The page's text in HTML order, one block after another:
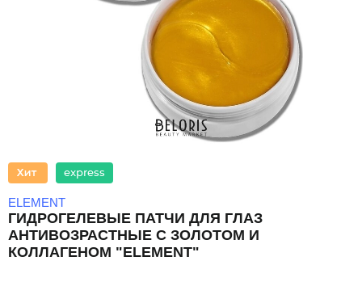
express
ELEMENT
ГИДРОГЕЛЕВЫЕ ПАТЧИ ДЛЯ ГЛАЗ
АНТИВОЗРАСТНЫЕ С ЗОЛОТОМ И
КОЛЛАГЕНОМ "ELEMENT"